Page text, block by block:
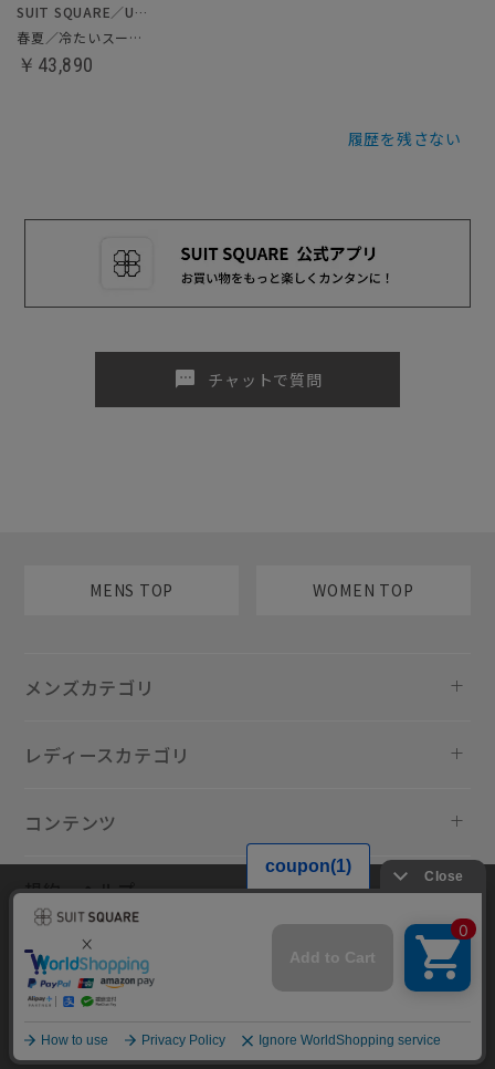
SUIT SQUARE／UNIVERSAL LANGUAGE
春夏／冷たいスーツ／ツーパンツスーツ
￥43,890
履歴を残さない
sms チャットで質問
MENS TOP WOMEN TOP
メンズカテゴリ
レディースカテゴリ
コンテンツ
規約・ヘルプ
Copyright © AOYAMA TRADING Co.,Ltd. All Rights Reserved
当サイトでは利用体験の向上およびコンテンツの最適な提供、トラフィ
ックの分析を目的としてCookieを使用しています。サイトの閲覧を継続
された場合、Cookieの利用に同意したものといたします。詳細について
はプライバシーポリシー をご確認ください。
同意して閉じる